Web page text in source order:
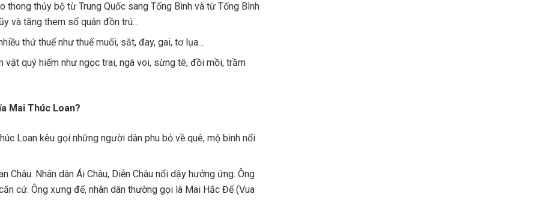
thủy bộ từ Trung Quốc sang Tống Bình và từ Tống Bình
và tăng them số quân đồn trú…
thứ thuế như thuế muối, sắt, đay, gai, tơ lụa…
vật quý hiếm như ngọc trai, ngà voi, sừng tê, đồi mồi, trầm
Mai Thúc Loan?
Loan kêu gọi những người dân phu bỏ về quê, mộ binh nổi
Châu. Nhân dân Ái Châu, Diễn Châu nổi dậy hưởng ứng. Ông
cứ. Ông xưng đế, nhân dân thường gọi là Mai Hắc Đế (Vua